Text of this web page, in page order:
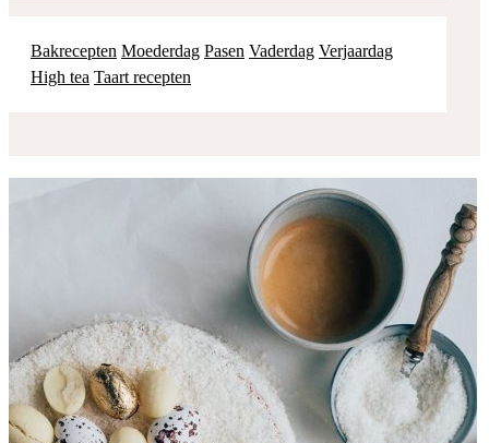
Bakrecepten Moederdag Pasen Vaderdag Verjaardag
High tea Taart recepten